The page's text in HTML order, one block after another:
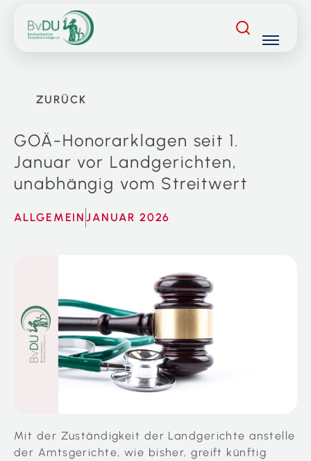
ZURÜCK
GOÄ-Honorarklagen seit 1.
Januar vor Landgerichten,
unabhängig vom Streitwert
ALLGEMEIN JANUAR 2026
Mit der Zuständigkeit der Landgerichte anstelle
der Amtsgerichte, wie bisher, greift künftig